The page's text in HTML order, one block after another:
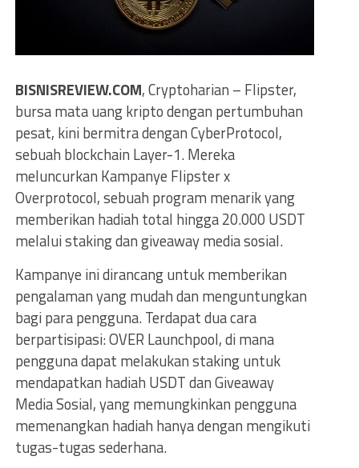
BISNISREVIEW.COM, Cryptoharian – Flipster,
bursa mata uang kripto dengan pertumbuhan
pesat, kini bermitra dengan CyberProtocol,
sebuah blockchain Layer-1. Mereka
meluncurkan Kampanye Flipster x
Overprotocol, sebuah program menarik yang
memberikan hadiah total hingga 20.000 USDT
melalui staking dan giveaway media sosial.
Kampanye ini dirancang untuk memberikan
pengalaman yang mudah dan menguntungkan
bagi para pengguna. Terdapat dua cara
berpartisipasi: OVER Launchpool, di mana
pengguna dapat melakukan staking untuk
mendapatkan hadiah USDT dan Giveaway
Media Sosial, yang memungkinkan pengguna
memenangkan hadiah hanya dengan mengikuti
tugas-tugas sederhana.